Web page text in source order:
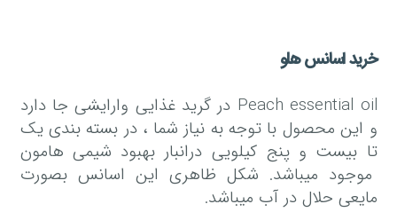
خرید اسانس هلو
Peach essential oil در گرید غذایی وارایشی جا دارد
و این محصول با توجه به نیاز شما ، در بسته بندی یک
تا بیست و پنج کیلویی درانبار بهبود شیمی هامون
موجود میباشد. شکل ظاهری این اسانس بصورت
مایعی حلال در آب میباشد.